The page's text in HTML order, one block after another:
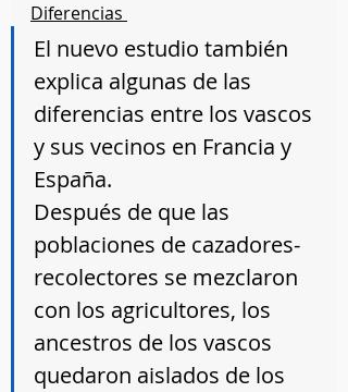
Diferencias
El nuevo estudio también
explica algunas de las
diferencias entre los vascos
y sus vecinos en Francia y
España.
Después de que las
poblaciones de cazadores-
recolectores se mezclaron
con los agricultores, los
ancestros de los vascos
quedaron aislados de los